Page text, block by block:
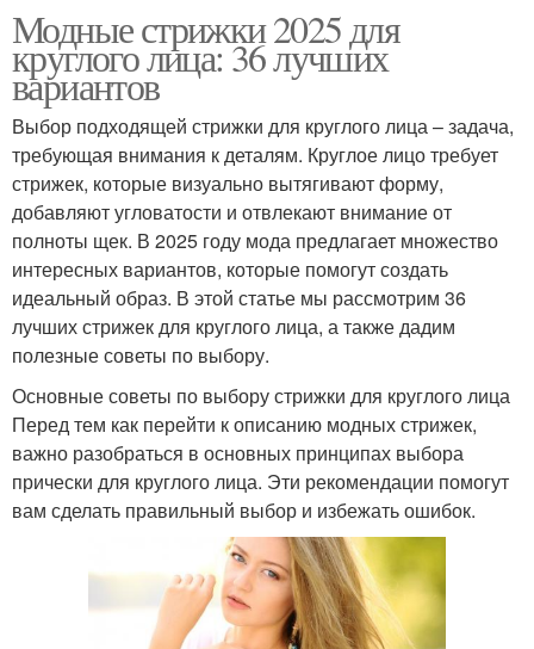
Модные стрижки 2025 для
круглого лица: 36 лучших
вариантов
Выбор подходящей стрижки для круглого лица – задача,
требующая внимания к деталям. Круглое лицо требует
стрижек, которые визуально вытягивают форму,
добавляют угловатости и отвлекают внимание от
полноты щек. В 2025 году мода предлагает множество
интересных вариантов, которые помогут создать
идеальный образ. В этой статье мы рассмотрим 36
лучших стрижек для круглого лица, а также дадим
полезные советы по выбору.
Основные советы по выбору стрижки для круглого лица
Перед тем как перейти к описанию модных стрижек,
важно разобраться в основных принципах выбора
прически для круглого лица. Эти рекомендации помогут
вам сделать правильный выбор и избежать ошибок.